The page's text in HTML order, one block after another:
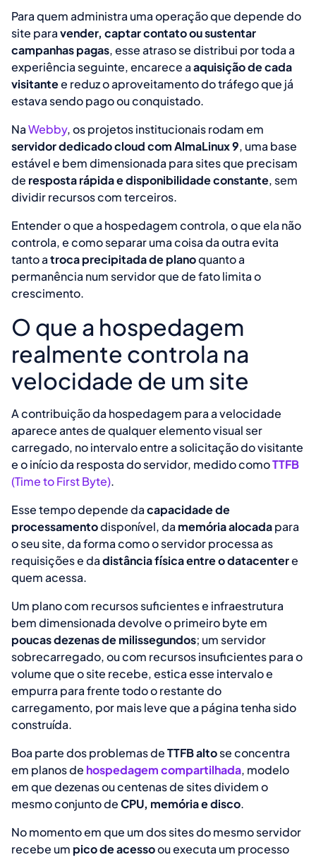
Para quem administra uma operação que depende do
site paravender, captar contato ou sustentar
campanhas pagas, esse atraso se distribui por toda a
experiência seguinte, encarece aaquisição de cada
visitantee reduz o aproveitamento do tráfego que já
estava sendo pago ou conquistado.
NaWebby, os projetos institucionais rodam em
servidor dedicado cloud com AlmaLinux 9, uma base
estável e bem dimensionada para sites que precisam
de resposta rápida e disponibilidade constante, sem
dividir recursos com terceiros.
Entender o que a hospedagem controla, o que ela não
controla, e como separar uma coisa da outra evita
tanto atroca precipitada de planoquanto a
permanência num servidor que de fato limita o
crescimento.
O que a hospedagem
realmente controla na
velocidade de um site
A contribuição da hospedagem para a velocidade
aparece antes de qualquer elemento visual ser
carregado, no intervalo entre a solicitação do visitante
e o início da resposta do servidor, medido comoTTFB
(Time to First Byte).
Esse tempo depende dacapacidade de
processamentodisponível, da memória alocadapara
o seu site, da forma como o servidor processa as
requisições e dadistância física entre o datacentere
quem acessa.
Um plano com recursos suficientes e infraestrutura
bem dimensionada devolve o primeiro byte em
poucas dezenas de milissegundos; um servidor
sobrecarregado, ou com recursos insuficientes para o
volume que o site recebe, estica esse intervalo e
empurra para frente todo o restante do
carregamento, por mais leve que a página tenha sido
construída.
Boa parte dos problemas deTTFB altose concentra
em planos de hospedagem compartilhada, modelo
em que dezenas ou centenas de sites dividem o
mesmo conjunto deCPU, memória e disco.
No momento em que um dos sites do mesmo servidor
recebe um pico de acessoou executa um processo